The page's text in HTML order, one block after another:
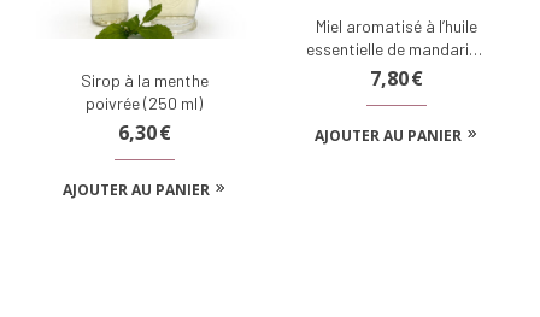
Sirop à la menthe
poivrée (250 ml)
6,30€
AJOUTER AU PANIER
Miel aromatisé à l’huile
essentielle de mandarine
verte
7,80€
AJOUTER AU PANIER